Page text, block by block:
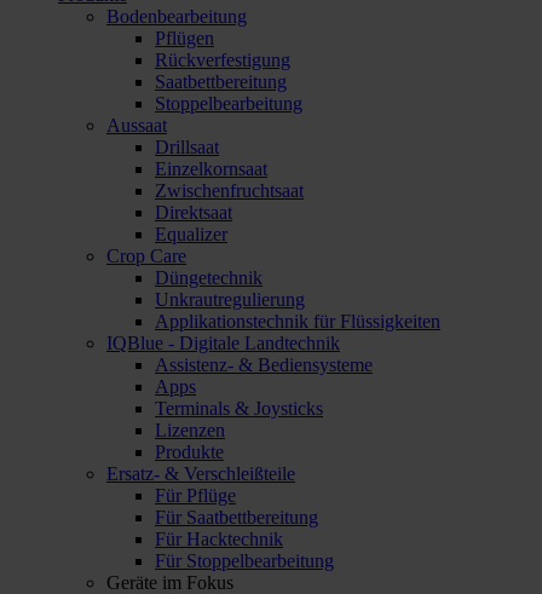
Bodenbearbeitung
Pflügen
Rückverfestigung
Saatbettbereitung
Stoppelbearbeitung
Aussaat
Drillsaat
Einzelkornsaat
Zwischenfruchtsaat
Direktsaat
Equalizer
Crop Care
Düngetechnik
Unkrautregulierung
Applikationstechnik für Flüssigkeiten
IQBlue - Digitale Landtechnik
Assistenz- & Bediensysteme
Apps
Terminals & Joysticks
Lizenzen
Produkte
Ersatz- & Verschleißteile
Für Pflüge
Für Saatbettbereitung
Für Hacktechnik
Für Stoppelbearbeitung
Geräte im Fokus